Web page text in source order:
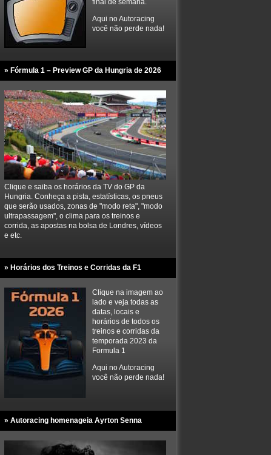
final de semana.
Aqui no Autoracing
você não perde nada!
» Fórmula 1 – Preview GP da Hungria de 2026
Clique e saiba os horários da TV do GP da
Hungria. Conheça a pista, estatísticas, os pneus
que serão usados, zonas de "modo reta", "modo
ultrapassagem", o clima para os treinos e
corrida, as apostas na bolsa de Londres, vídeos
e etc.
» Horários dos Treinos e Corridas da F1
Clique na imagem ao
lado e veja todas as
datas, locais e
horários de todos os
treinos e corridas da
temporada 2023 da
Formula 1
Aqui no Autoracing
você não perde nada!
» Autoracing homenageia Ayrton Senna